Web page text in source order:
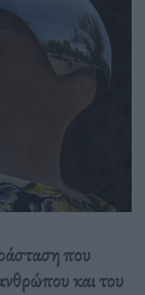
που
και του